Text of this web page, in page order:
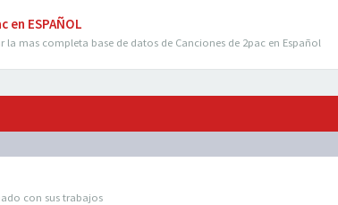
en ESPAÑOL
la mas completa base de datos de Canciones de 2pac en Español
con sus trabajos